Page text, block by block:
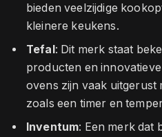
bieden veelzijdige
kleinere keukens.
Tefal: Dit merk staat
producten en
ovens zijn vaak uitgerust
zoals een timer en
Inventum: Een merk dat